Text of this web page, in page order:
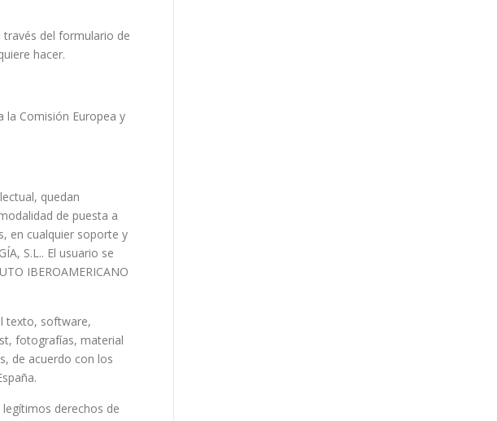
través del formulario de
hacer.
la Comisión Europea y
quedan
de puesta a
en cualquier soporte y
S.L.. El usuario se
IBEROAMERICANO
texto, software,
fotografías, material
de acuerdo con los
derechos de